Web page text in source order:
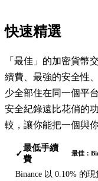
快速精選
「最佳」的加密貨
續費、最強的安全性
少全部住在同一個平
安全紀錄遠比花俏的
較，讓你能把一個與
✓
最低手續
費
最佳：
Binance 以 0.10% 的現